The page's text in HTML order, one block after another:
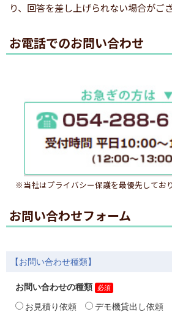
り、回答を差し上げられない場合がござ
お電話でのお問い合わせ
※当社はプライバシー保護を最優先しており
お問い合わせフォーム